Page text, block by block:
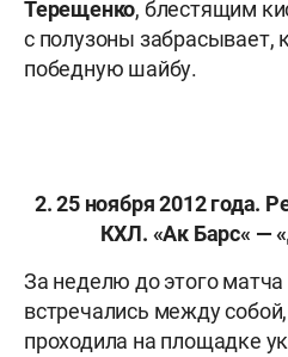
Терещенко, блестящим
с полузоны забрасывает,
победную шайбу.
2. 25 ноября 2012 года.
КХЛ. «Ак Барс« —«
За неделю до этого
встречались между
проходила на площадке